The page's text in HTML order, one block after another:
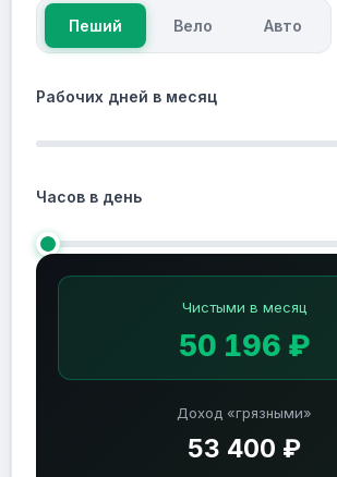
Пеший Вело Авто
Рабочих дней в месяц
Часов в день
Доход «грязными»
53 400 ₽
Чистыми в месяц
50 196 ₽